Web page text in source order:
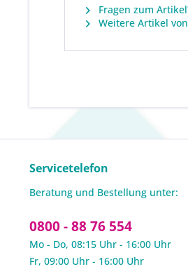
Fragen zum
Weitere Artikel von
Servicetelefon
Beratung und Bestellung unter:
0800 - 88 76 554
Mo - Do, 08:15 Uhr - 16:00 Uhr
Fr, 09:00 Uhr - 16:00 Uhr